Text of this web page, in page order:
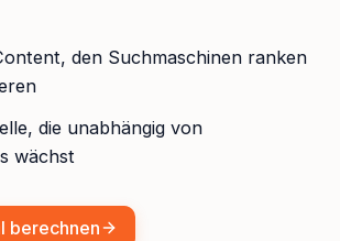
den Suchmaschinen ranken
die unabhängig von
wächst
berechnen